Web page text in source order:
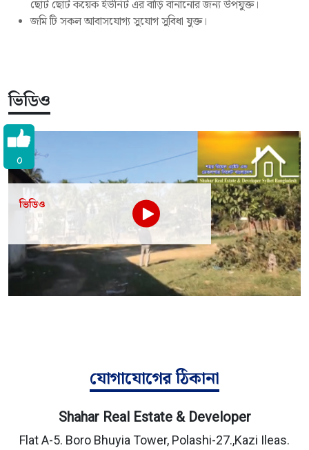
ছোট ছোট কয়েক ইউনিট এর বাড়ি বানানোর জন্য উপযুক্ত।
জমি টি সকল আবাসযোগ্য সুযোগ সুবিধা যুক্ত।
ভিডিও
ভিডিও
যোগাযোগের ঠিকানা
Shahar Real Estate & Developer
Flat A-5. Boro Bhuyia Tower, Polashi-27.,Kazi Ileas.
০